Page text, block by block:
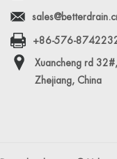
+86-576-
Xuancheng rd
Zhejiang, China